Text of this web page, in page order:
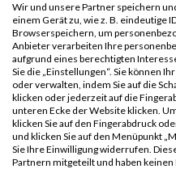
Das war der Wings for
Wir und unsere Partner speichern
einem Gerät zu, wie z. B. eindeutige
Browserspeichern, um
Anbieter verarbeiten Ihre
aufgrund eines berechtigten
Sie die „Einstellungen“. Sie können
oder verwalten, indem Sie auf die
klicken oder jederzeit auf die
unteren Ecke der Website klicken.
klicken Sie auf den Fingerabdruck
und klicken Sie auf den Menüpunkt
Sie Ihre Einwilligung widerrufen.
Partnern mitgeteilt und haben